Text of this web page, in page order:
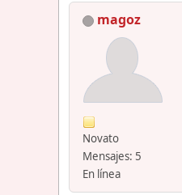
magoz
Novato
Mensajes: 5
En línea